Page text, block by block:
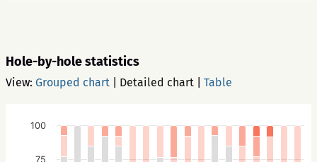
Hole-by-hole statistics
View: Grouped chart Detailed chart Table
75
100